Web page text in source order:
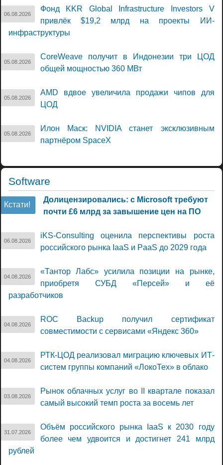
06.08.2026
Фонд KKR Global Infrastructure Investors V
привлёк $19,2 млрд на проекты ИИ-
инфраструктуры
05.08.2026
CoreWeave получит в Индонезии три ЦОД
общей мощностью 360 МВт
05.08.2026
AMD вдвое увеличила продажи чипов для
ЦОД
05.08.2026
Илон Маск: NVIDIA станет эксклюзивным
партнёром SpaceX
Software
Кстати!
Долицензировались: с Microsoft требуют
почти £6 млрд за завышение цен на ПО
06.08.2026
iKS-Consulting оценила перспективы роста
российского рынка IaaS и PaaS до 2029 года
04.08.2026
«Тантор Лабс» усилила позиции на рынке,
приобретя СУБД «Персей» и её
разработчиков
04.08.2026
ROC Backup получил сертификат
совместимости с сервисами «Яндекс 360»
04.08.2026
РТК-ЦОД реализовал миграцию ключевых ИТ-
систем группы компаний «ЛокоТех» в облако
03.08.2026
Рынок облачных услуг во II квартале показал
самый высокий темп роста за восемь лет
31.07.2026
Объём российского рынка IaaS к 2030 году
более чем удвоится и достигнет 241 млрд
рублей